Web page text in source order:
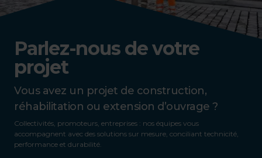
Parlez-nous de votre
projet
Vous avez un projet de construction,
réhabilitation ou extension d’ouvrage ?
Collectivités, promoteurs, entreprises : nos équipes vous
accompagnent avec des solutions sur mesure, conciliant technicité,
performance et durabilité.